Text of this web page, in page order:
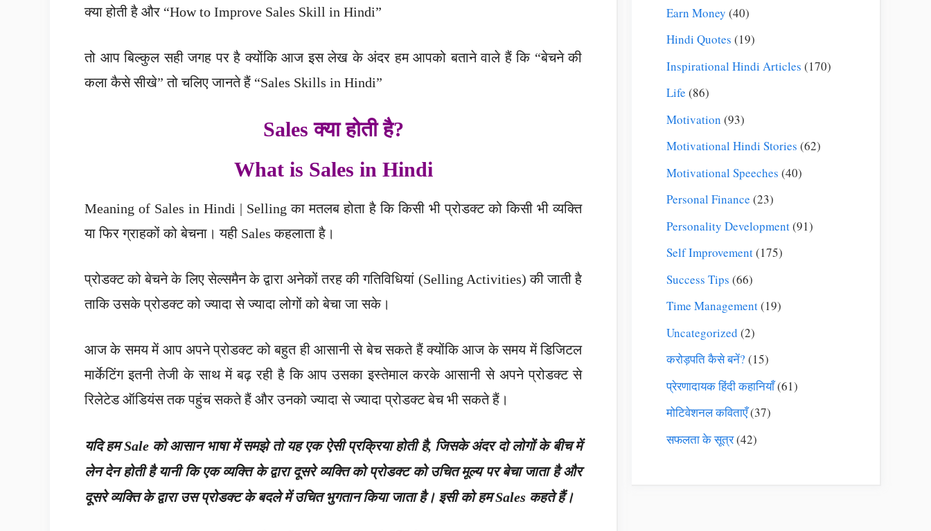
क्या होती है और “How to Improve Sales Skill in Hindi”
तो आप बिल्कुल सही जगह पर है क्योंकि आज इस लेख के अंदर हम आपको बताने वाले हैं कि “बेचने की
कला कैसे सीखे” तो चलिए जानते हैं “Sales Skills in Hindi”
Sales क्या होती है?
What is Sales in Hindi
Meaning of Sales in Hindi | Selling का मतलब होता है कि किसी भी प्रोडक्ट को किसी भी व्यक्ति
या फिर ग्राहकों को बेचना। यही Sales कहलाता है।
प्रोडक्ट को बेचने के लिए सेल्समैन के द्वारा अनेकों तरह की गतिविधियां (Selling Activities) की जाती है
ताकि उसके प्रोडक्ट को ज्यादा से ज्यादा लोगों को बेचा जा सके।
आज के समय में आप अपने प्रोडक्ट को बहुत ही आसानी से बेच सकते हैं क्योंकि आज के समय में डिजिटल
मार्केटिंग इतनी तेजी के साथ में बढ़ रही है कि आप उसका इस्तेमाल करके आसानी से अपने प्रोडक्ट से
रिलेटेड ऑडियंस तक पहुंच सकते हैं और उनको ज्यादा से ज्यादा प्रोडक्ट बेच भी सकते हैं।
यदि हम Sale को आसान भाषा में समझे तो यह एक ऐसी प्रक्रिया होती है, जिसके अंदर दो लोगों के बीच में
लेन देन होती है यानी कि एक व्यक्ति के द्वारा दूसरे व्यक्ति को प्रोडक्ट को उचित मूल्य पर बेचा जाता है और
दूसरे व्यक्ति के द्वारा उस प्रोडक्ट के बदले में उचित भुगतान किया जाता है। इसी को हम Sales कहते हैं।
Earn Money (40)
Hindi Quotes (19)
Inspirational Hindi Articles (170)
Life (86)
Motivation (93)
Motivational Hindi Stories (62)
Motivational Speeches (40)
Personal Finance (23)
Personality Development(91)
Self Improvement(175)
Success Tips (66)
Time Management(19)
Uncategorized (2)
करोड़पति कैसे बनें? (15)
प्रेरणादायक हिंदी कहानियाँ(61)
मोटिवेशनल कविताएँ(37)
सफलता के सूत्र(42)